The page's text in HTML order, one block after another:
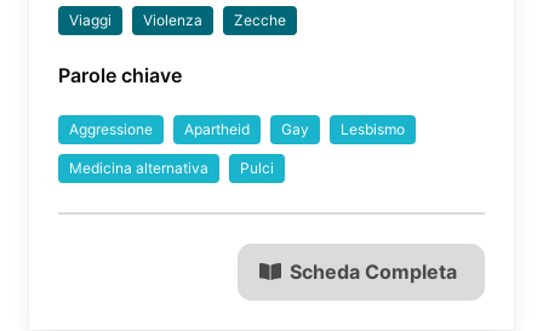
Viaggi Violenza Zecche
Parole chiave
Aggressione Apartheid Gay Lesbismo
Medicina alternativa Pulci
Scheda Completa